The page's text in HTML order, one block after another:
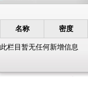
名称 密度
此栏目暂无任何新增信息